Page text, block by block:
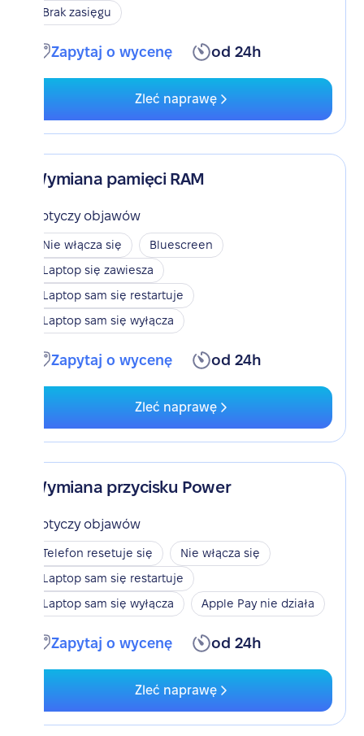
Brak zasięgu
Zapytaj o wycenę od 24h
Zleć naprawę
Wymiana pamięci RAM
Dotyczy objawów
Nie włącza się
Bluescreen
Laptop się zawiesza
Laptop sam się restartuje
Laptop sam się wyłącza
Zapytaj o wycenę od 24h
Zleć naprawę
Wymiana przycisku Power
Dotyczy objawów
Telefon resetuje się
Nie włącza się
Laptop sam się restartuje
Laptop sam się wyłącza
Apple Pay nie działa
Zapytaj o wycenę od 24h
Zleć naprawę